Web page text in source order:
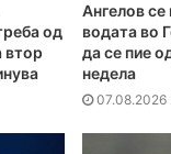
од
втор
Ангелов се
водата во
да се пие
недела
07.08.2026